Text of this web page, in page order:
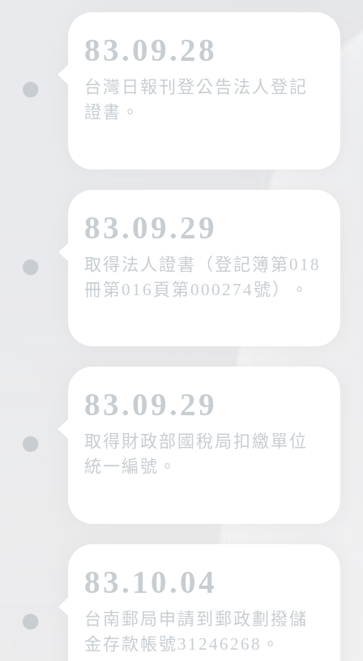
83.09.28
台灣日報刊登公告法人登記
證書。
83.09.29
取得法人證書（登記簿第018
冊第016頁第000274號）。
83.09.29
取得財政部國稅局扣繳單位
統一編號。
83.10.04
台南郵局申請到郵政劃撥儲
金存款帳號31246268。